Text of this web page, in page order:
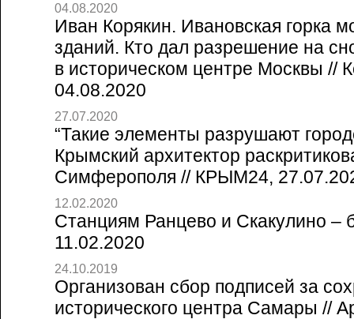
04.08.2020
Иван Корякин. Ивановская горка
зданий. Кто дал разрешение на
в историческом центре Москвы //
04.08.2020
27.07.2020
“Такие элементы разрушают
Крымский архитектор
Симферополя // КРЫМ24,
12.02.2020
Станциям Ранцево и Скакулино –
11.02.2020
24.10.2019
Организован сбор подписей за
исторического центра Самары //